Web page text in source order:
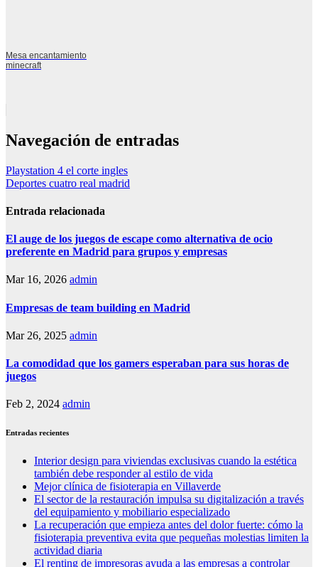
Mesa encantamiento
minecraft
Navegación de entradas
Playstation 4 el corte ingles
Deportes cuatro real madrid
Entrada relacionada
El auge de los juegos de escape como alternativa de ocio
preferente en Madrid para grupos y empresas
Mar 16, 2026 admin
Empresas de team building en Madrid
Mar 26, 2025 admin
La comodidad que los gamers esperaban para sus horas de
juegos
Feb 2, 2024 admin
Entradas recientes
Interior design para viviendas exclusivas cuando la estética
también debe responder al estilo de vida
Mejor clínica de fisioterapia en Villaverde
El sector de la restauración impulsa su digitalización a través
del equipamiento y mobiliario especializado
La recuperación que empieza antes del dolor fuerte: cómo la
fisioterapia preventiva evita que pequeñas molestias limiten la
actividad diaria
El renting de impresoras ayuda a las empresas a controlar